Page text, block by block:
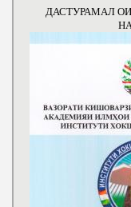
ДАСТУРАМАЛ